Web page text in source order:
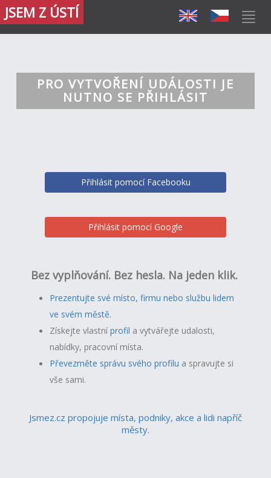
JSEM Z ÚSTÍ
PRO VYTVOŘENÍ UDÁLOSTI JE
NUTNO SE PŘIHLÁSIT
Přihlásit pomocí Facebooku
Přihlásit pomocí Google
Bez vyplňování. Bez hesla. Na jeden klik.
Prezentujte své místo, firmu nebo službu lidem
ve svém městě.
Získejte vlastníprofil a vytvářejte udalosti,
nabídky, pracovní místa.
Převezměte správu svého profilu a spravujte si
vše sami.
Jsmez.cz propojuje místa, podniky, akce a lidi napříč
městy.